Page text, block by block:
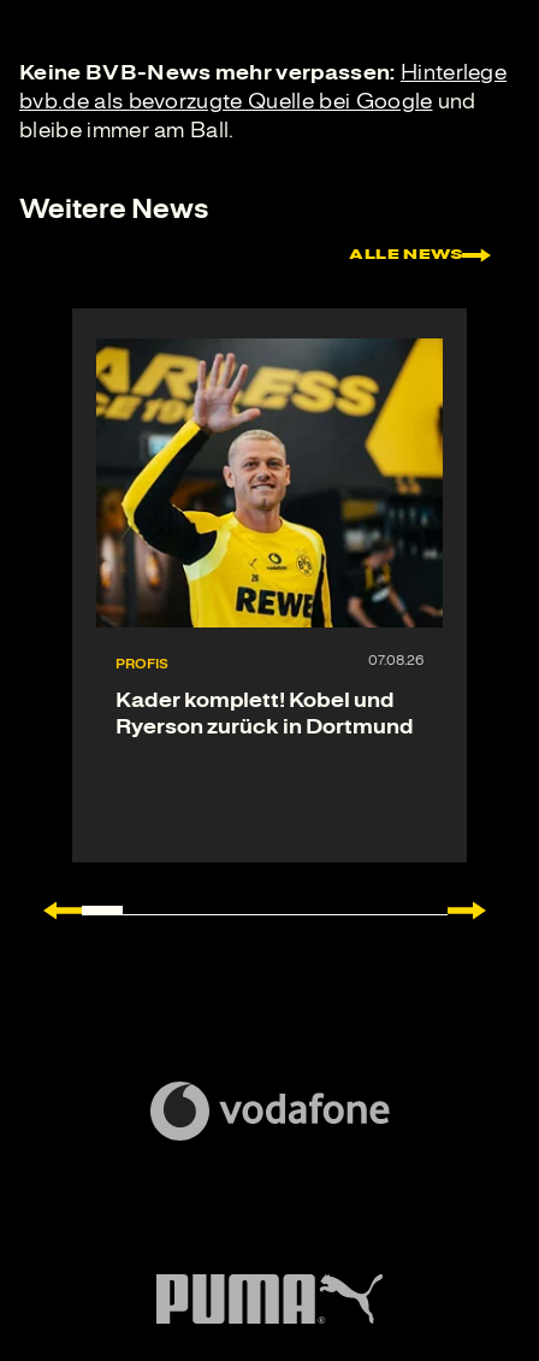
Keine BVB-News mehr verpassen: Hinterlege
bvb.de als bevorzugte Quelle bei Google und
bleibe immer am Ball.
Weitere News
ALLE NEWS
PROFIS
Kader komplett! Kobel und
Ryerson zurück in Dortmund